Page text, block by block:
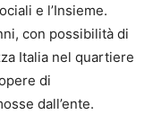
e l’Insieme.
con possibilità di
Italia nel quartiere
di
dall’ente.